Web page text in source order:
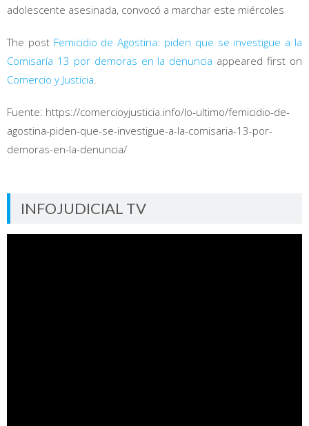
adolescente asesinada, convocó a marchar este miércoles
The post Femicidio de Agostina: piden que se investigue a la
Comisaría 13 por demoras en la denuncia appeared first on
Comercio y Justicia
Fuente: https://comercioyjusticia.info/lo-ultimo/femicidio-de-
agostina-piden-que-se-investigue-a-la-comisaria-13-por-
demoras-en-la-denuncia/
INFOJUDICIAL TV